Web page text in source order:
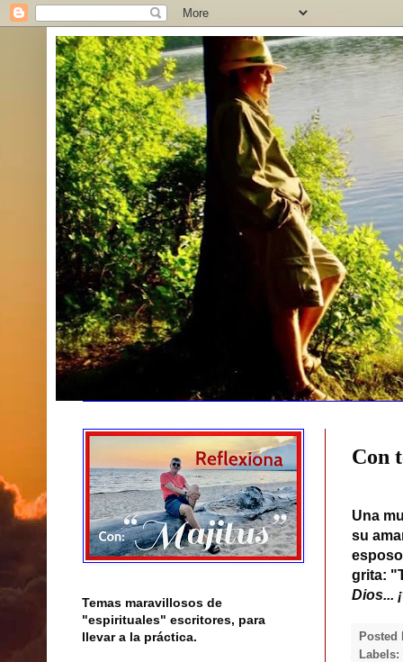
Con
Una
su
grita:
Dios...
Labels:
Temas maravillosos de
"espirituales" escritores, para
llevar a la práctica.